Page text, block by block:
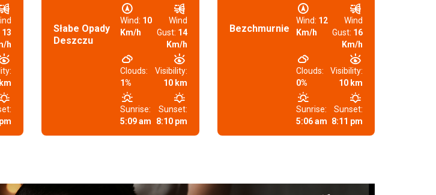
13
h
Słabe Opady
Deszczu
Wind: 10
Km/h
Wind
Gust: 14
Km/h
Clouds:
1%
Visibility:
10 km
Sunrise:
5:09 am
Sunset:
8:10 pm
Bezchmurnie
Wind: 12
Km/h
Wind
Gust: 16
Km/h
Clouds:
0%
Visibility:
10 km
Sunrise:
5:06 am
Sunset:
8:11 pm